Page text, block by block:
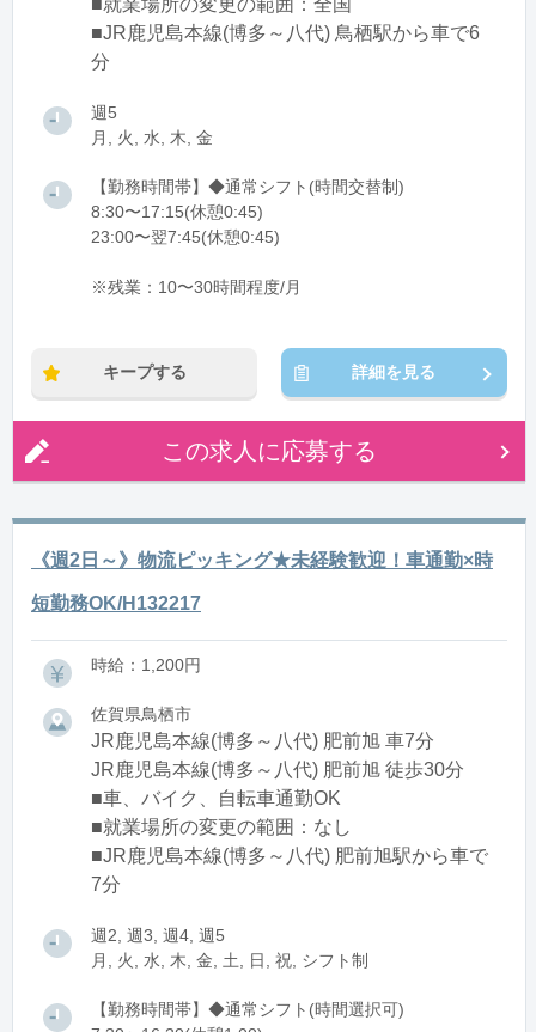
■就業場所の変更の範囲：全国
■JR鹿児島本線(博多～八代) 鳥栖駅から車で6
分
週5
月, 火, 水, 木, 金
【勤務時間帯】◆通常シフト(時間交替制)
8:30〜17:15(休憩0:45)
23:00〜翌7:45(休憩0:45)
※残業：10〜30時間程度/月
キープする 詳細を見る
この求人に応募する
《週2日～》物流ピッキング★未経験歓迎！車通勤×時
短勤務OK/H132217
時給：1,200円
佐賀県鳥栖市
JR鹿児島本線(博多～八代) 肥前旭 車7分
JR鹿児島本線(博多～八代) 肥前旭 徒歩30分
■車、バイク、自転車通勤OK
■就業場所の変更の範囲：なし
■JR鹿児島本線(博多～八代) 肥前旭駅から車で
7分
週2, 週3, 週4, 週5
月, 火, 水, 木, 金, 土, 日, 祝, シフト制
【勤務時間帯】◆通常シフト(時間選択可)